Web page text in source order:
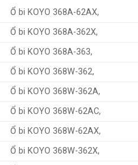
Ổ bi KOYO 368A-62AX,
Ổ bi KOYO 368A-362X,
Ổ bi KOYO 368A-363,
Ổ bi KOYO 368W-362,
Ổ bi KOYO 368W-362A,
Ổ bi KOYO 368W-62AC,
Ổ bi KOYO 368W-62AX,
Ổ bi KOYO 368W-362X,